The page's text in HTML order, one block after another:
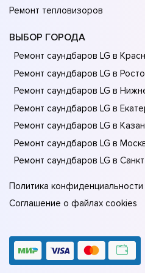
Ремонт тепловизоров
ВЫБОР ГОРОДА
Ремонт саундбаров LG в
Ремонт саундбаров LG в
Ремонт саундбаров LG в
Ремонт саундбаров LG в
Ремонт саундбаров LG в
Ремонт саундбаров LG в
Ремонт саундбаров LG в
Политика конфиденциальности
Соглашение о файлах cookies